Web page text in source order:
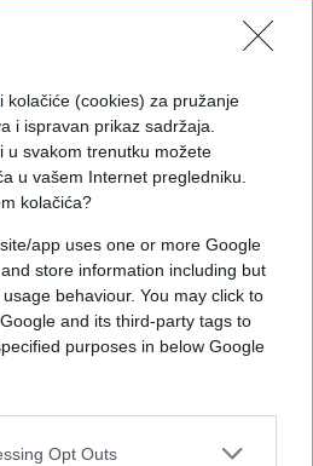
kolačiće (cookies) za pružanje
i ispravan prikaz sadržaja.
u svakom trenutku možete
u vašem Internet pregledniku.
kolačića?
app uses one or more Google
store information including but
behaviour. You may click to
and its third-party tags to
purposes in below Google
Opt Outs